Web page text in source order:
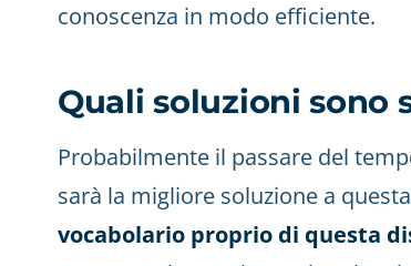
conoscenza in modo efficiente.
Quali soluzioni sono
Probabilmente il passare del
sarà la migliore soluzione a
vocabolario proprio di questa